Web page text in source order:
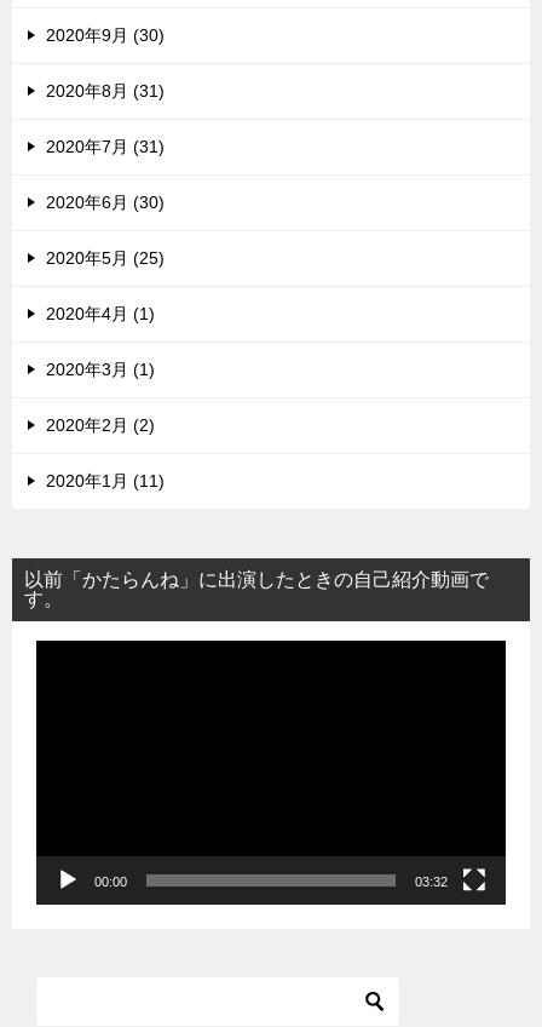
2020年9月 (30)
2020年8月 (31)
2020年7月 (31)
2020年6月 (30)
2020年5月 (25)
2020年4月 (1)
2020年3月 (1)
2020年2月 (2)
2020年1月 (11)
以前「かたらんね」に出演したときの自己紹介動画で
す。
00:00 03:32